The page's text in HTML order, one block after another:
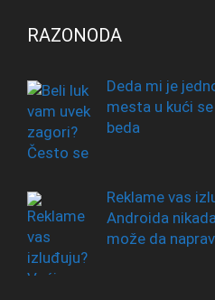
RAZONODA
Deda mi je
mesta u kući
beda
Reklame vas
Androida
može da